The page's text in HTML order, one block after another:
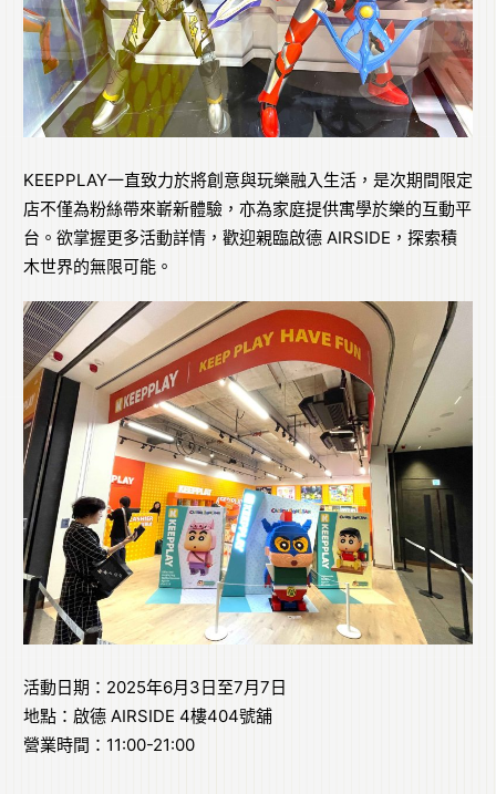
KEEPPLAY一直致力於將創意與玩樂融入生活，是次期間限定
店不僅為粉絲帶來嶄新體驗，亦為家庭提供寓學於樂的互動平
台。欲掌握更多活動詳情，歡迎親臨啟德 AIRSIDE，探索積
木世界的無限可能。
活動日期：2025年6月3日至7月7日
地點：啟德 AIRSIDE 4樓404號舖
營業時間：11:00-21:00